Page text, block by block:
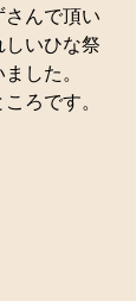
んで頂い
いひな祭
した。
ろです。